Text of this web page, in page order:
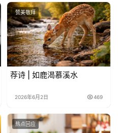
赞美敬拜
荐诗 | 如鹿渴慕溪水
2026年6月2日 469
热点回应